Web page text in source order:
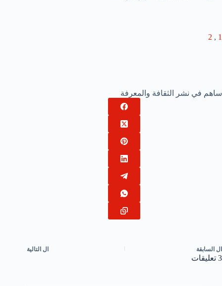
1
,
2
ساهم في نشر الثقافة والمعرفة
ال السابقة ال التالية
3 تعليقات